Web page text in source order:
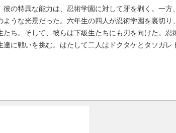
彼の特異な能力は、忍術学園に対して牙を剥く。一
うな光景だった。六年生の四人が忍術学園を裏切
ち。そして、彼らは下級生たちにも刃を向けた。
に戦いを挑む。はたして二人はドクタケとタソガ